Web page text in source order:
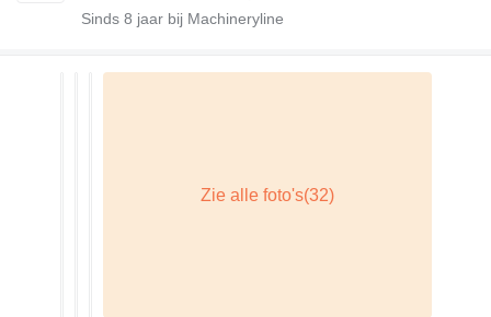
Sinds 8 jaar bij Machineryline